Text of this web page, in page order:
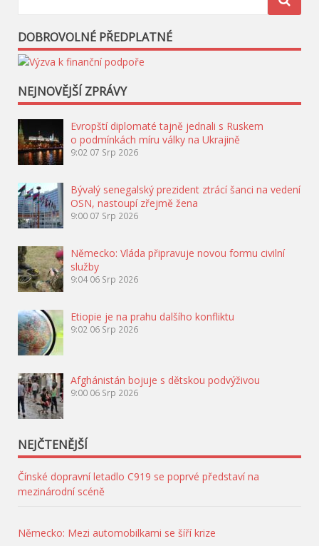
DOBROVOLNÉ PŘEDPLATNÉ
NEJNOVĚJŠÍ ZPRÁVY
Evropští diplomaté tajně jednali s Ruskem
o podmínkách míru války na Ukrajině
9:02 07 Srp 2026
Bývalý senegalský prezident ztrácí šanci na vedení
OSN, nastoupí zřejmě žena
9:00 07 Srp 2026
Německo: Vláda připravuje novou formu civilní
služby
9:04 06 Srp 2026
Etiopie je na prahu dalšího konfliktu
9:02 06 Srp 2026
Afghánistán bojuje s dětskou podvýživou
9:00 06 Srp 2026
NEJČTENĚJŠÍ
Čínské dopravní letadlo C919 se poprvé představí na
mezinárodní scéně
Německo: Mezi automobilkami se šíří krize